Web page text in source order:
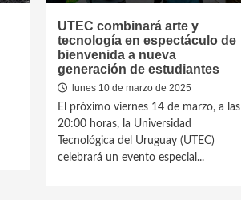
UTEC combinará arte y
tecnología en espectáculo de
bienvenida a nueva
generación de estudiantes
lunes 10 de marzo de 2025
El próximo viernes 14 de marzo, a las
20:00 horas, la Universidad
Tecnológica del Uruguay (UTEC)
celebrará un evento especial...